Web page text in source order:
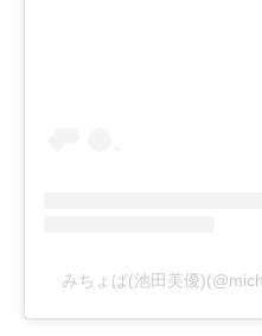
みちょぱ(池田美優